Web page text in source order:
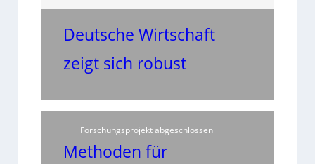
Deutsche Wirtschaft
zeigt sich robust
Forschungsprojekt abgeschlossen
Methoden für